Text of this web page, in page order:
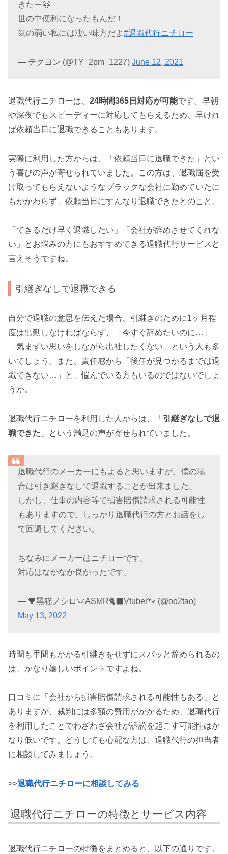
きたー🤗
世の中便利になったもんだ！
気の弱い私には凄い味方だよ#退職代行ニチロー
— テクヨン (@TY_2pm_1227)June 12, 2021
退職代行ニチローは、 24時間365日対応が可能です。早朝
や深夜でもスピーディーに対応してもらえるため、早けれ
ば依頼当日に退職できることもあります。
実際に利用した方からは、「依頼当日に退職できた」とい
う喜びの声が寄せられていました。この方は、退職届を受
け取ってもらえないようなブラックな会社に勤めていたに
もかかわらず、依頼当日にすんなり退職できたとのこと。
「できるだけ早く退職したい」「会社が辞めさせてくれな
い」とお悩みの方にもおすすめできる退職代行サービスと
言えそうですね。
引継ぎなしで退職できる
自分で退職の意思を伝えた場合、引継ぎのために1ヶ月程
度は出勤しなければならず、「今すぐ辞めたいのに…」
「気まずい思いをしながら出社したくない」という人も多
いでしょう。また、責任感から「後任が見つかるまでは退
職できない…」と、悩んでいる方もいるのではないでしょ
うか。
退職代行ニチローを利用した人からは、「 引継ぎなしで退
職できた 」という満足の声が寄せられていました。
退職代行のメーカーにもよると思いますが、僕の場
合は引き継ぎなしで退職することが出来ました。
しかし、仕事の内容等で損害賠償請求される可能性
もありますので、しっかり退職代行の方とお話をし
て回避してください。
ちなみにメーカーはニチローです。
対応はなかなか良かったです。
— 🖤黑猫ノシロ🤍ASMR🐈‍⬛Vtuber🐾 (@oo2tao)
May 13, 2022
時間も手間もかかる引継ぎをせずにスパッと辞められるの
は、かなり嬉しいポイントですよね。
口コミに「会社から損害賠償請求される可能性もある」と
ありますが、裁判には多額の費用がかかるため、退職代行
を利用したことでわざわざ会社が訴訟を起こす可能性はか
なり低いです。どうしても心配な方は、退職代行の担当者
に相談してみましょう。
>>退職代行ニチローに相談してみる
退職代行ニチローの特徴とサービス内容
退職代行ニチローの特徴をまとめると、以下の通りです。